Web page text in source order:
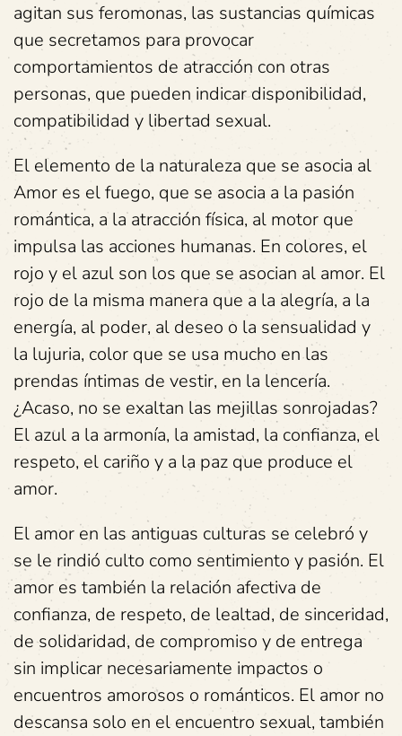
agitan sus feromonas, las sustancias químicas
que secretamos para provocar
comportamientos de atracción con otras
personas, que pueden indicar disponibilidad,
compatibilidad y libertad sexual.
El elemento de la naturaleza que se asocia al
Amor es el fuego, que se asocia a la pasión
romántica, a la atracción física, al motor que
impulsa las acciones humanas. En colores, el
rojo y el azul son los que se asocian al amor. El
rojo de la misma manera que a la alegría, a la
energía, al poder, al deseo o la sensualidad y
la lujuria, color que se usa mucho en las
prendas íntimas de vestir, en la lencería.
¿Acaso, no se exaltan las mejillas sonrojadas?
El azul a la armonía, la amistad, la confianza, el
respeto, el cariño y a la paz que produce el
amor.
El amor en las antiguas culturas se celebró y
se le rindió culto como sentimiento y pasión. El
amor es también la relación afectiva de
confianza, de respeto, de lealtad, de sinceridad,
de solidaridad, de compromiso y de entrega
sin implicar necesariamente impactos o
encuentros amorosos o románticos. El amor no
descansa solo en el encuentro sexual, también